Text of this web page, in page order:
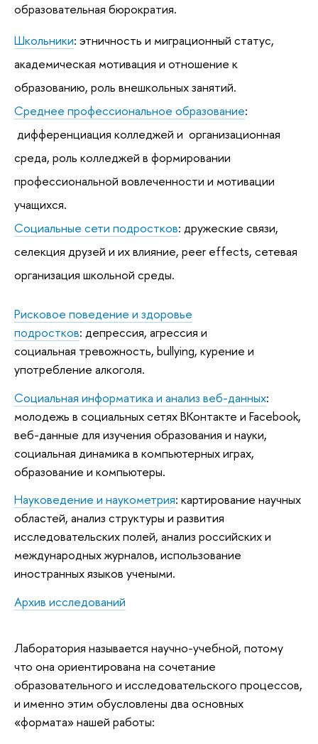
образовательная бюрократия.
Школьники: этничность и миграционный статус,
академическая мотивация и отношение к
образованию, роль внешкольных занятий.
Среднее профессиональное образование:
дифференциация колледжей и организационная
среда, роль колледжей в формировании
профессиональной вовлеченности и мотивации
учащихся.
Социальные сети подростков: дружеские связи,
селекция друзей и их влияние, peer effects, сетевая
организация школьной среды.
Рисковое поведение и здоровье
подростков: депрессия, агрессия и
социальная тревожность, bullying, курение и
употребление алкоголя.
Социальная информатика и анализ веб-данных:
молодежь в социальных сетях ВКонтакте и Facebook,
веб-данные для изучения образования и науки,
социальная динамика в компьютерных играх,
образование и компьютеры.
Науковедение и наукометрия: картирование научных
областей, анализ структуры и развития
исследовательских полей, анализ российских и
международных журналов, использование
иностранных языков учеными.
Архив исследований
Лаборатория называется научно-учебной, потому
что она ориентирована на сочетание
образовательного и исследовательского процессов,
и именно этим обусловлены два основных
«формата» нашей работы: